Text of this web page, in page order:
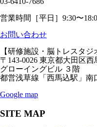
営業時間［平日］9:30〜
お問い合わせ
【研修施設・脳トレスタジ
〒143-0026 東京都大田区西
グローイングビル ３階
都営浅草線「西馬込駅」南
Google map
SITE MAP